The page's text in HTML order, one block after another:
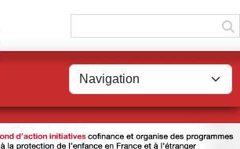
cookies